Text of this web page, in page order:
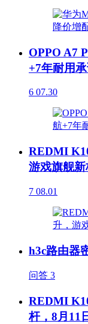
OPPO A7
+7年耐用
6 07.30
REDMI
游戏旗舰
7 08.01
h3c路由器
问答 3
REDMI
杆，8月11